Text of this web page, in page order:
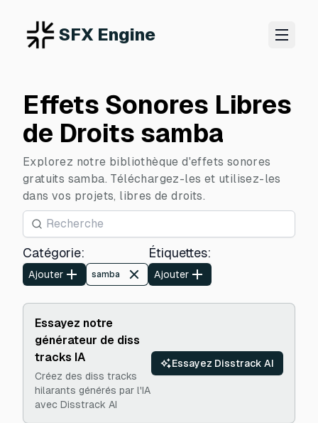
SFX Engine
Effets Sonores Libres
de Droits samba
Explorez notre bibliothèque d'effets sonores
gratuits samba. Téléchargez-les et utilisez-les
dans vos projets, libres de droits.
Catégorie:
Ajouter samba
Étiquettes:
Ajouter
Essayez notre
générateur de diss
tracks IA
Créez des diss tracks
hilarants générés par l'IA
avec Disstrack AI
Essayez Disstrack AI